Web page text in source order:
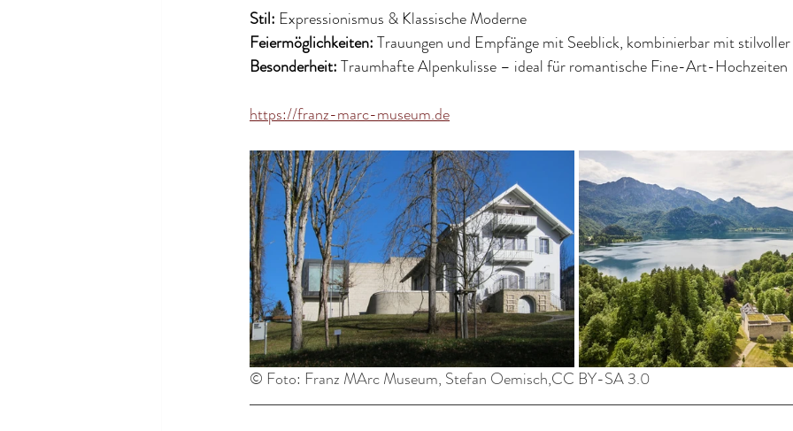
Stil: Expressionismus & Klassische Moderne
Feiermöglichkeiten: Trauungen und Empfänge mit Seeblick, kombinierbar mit
Besonderheit: Traumhafte Alpenkulisse – ideal für romantische Fine-Art-Hochzeiten
https://franz-marc-museum.de
© Foto: Franz MArc Museum, Stefan Oemisch,CC BY-SA 3.0